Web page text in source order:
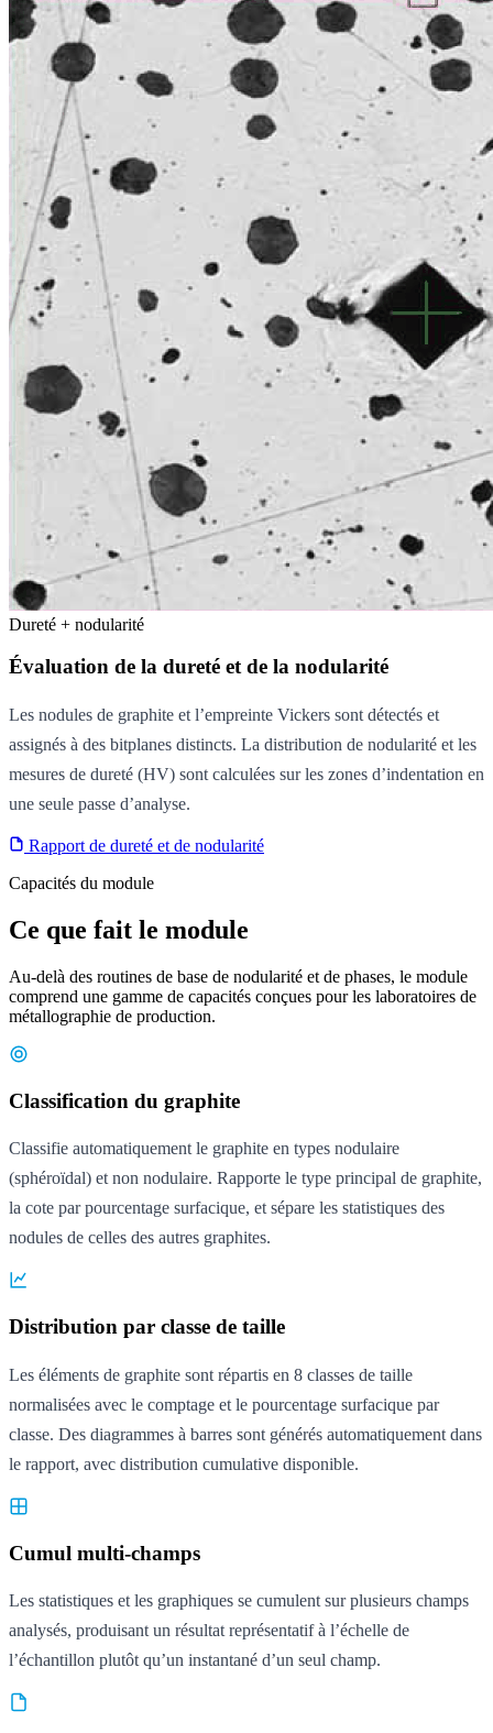
Dureté + nodularité
Évaluation de la dureté et de la nodularité
Les nodules de graphite et l’empreinte Vickers sont détectés et
assignés à des bitplanes distincts. La distribution de nodularité et les
mesures de dureté (HV) sont calculées sur les zones d’indentation en
une seule passe d’analyse.
Rapport de dureté et de nodularité
Capacités du module
Ce que fait le module
Au-delà des routines de base de nodularité et de phases, le module
comprend une gamme de capacités conçues pour les laboratoires de
métallographie de production.
Classification du graphite
Classifie automatiquement le graphite en types nodulaire
(sphéroïdal) et non nodulaire. Rapporte le type principal de graphite,
la cote par pourcentage surfacique, et sépare les statistiques des
nodules de celles des autres graphites.
Distribution par classe de taille
Les éléments de graphite sont répartis en 8 classes de taille
normalisées avec le comptage et le pourcentage surfacique par
classe. Des diagrammes à barres sont générés automatiquement dans
le rapport, avec distribution cumulative disponible.
Cumul multi-champs
Les statistiques et les graphiques se cumulent sur plusieurs champs
analysés, produisant un résultat représentatif à l’échelle de
l’échantillon plutôt qu’un instantané d’un seul champ.